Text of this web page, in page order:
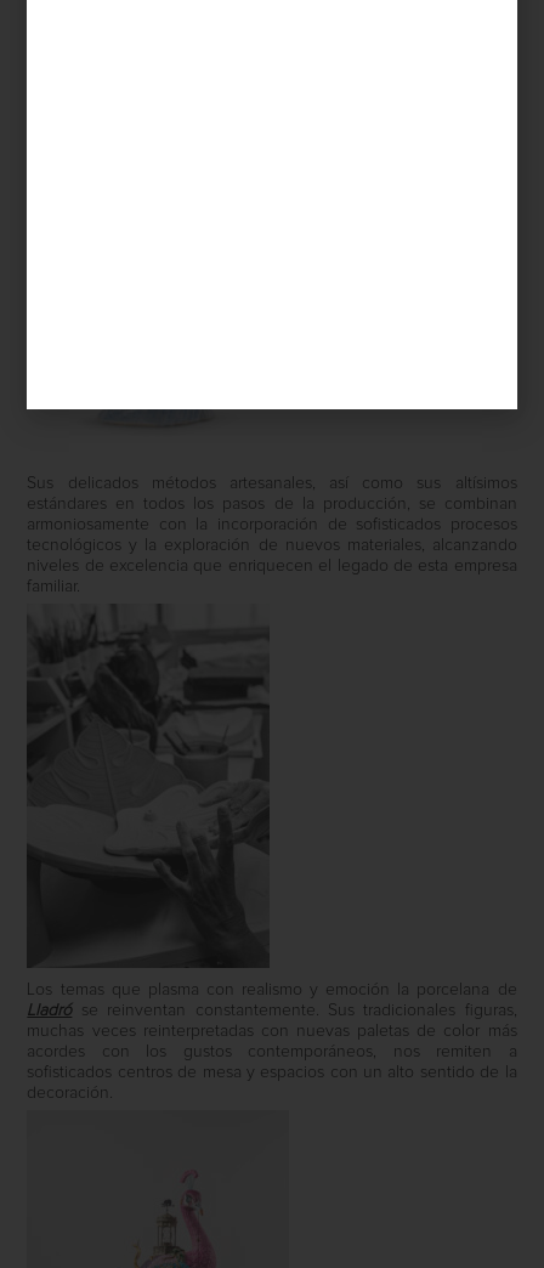
Sus delicados métodos artesanales, así como sus altísimos
estándares en todos los pasos de la producción, se combinan
armoniosamente con la incorporación de sofisticados procesos
tecnológicos y la exploración de nuevos materiales, alcanzando
niveles de excelencia que enriquecen el legado de esta empresa
familiar.
Los temas que plasma con realismo y emoción la porcelana de
Lladróse reinventan constantemente. Sus tradicionales figuras,
muchas veces reinterpretadas con nuevas paletas de color más
acordes con los gustos contemporáneos, nos remiten a
sofisticados centros de mesa y espacios con un alto sentido de la
decoración.